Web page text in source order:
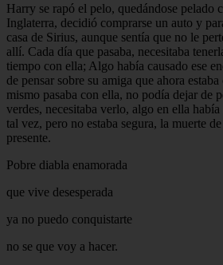
Harry se rapó el pelo, quedándose pelado
Inglaterra, decidió comprarse un auto y
casa de Sirius, aunque sentía que no le
allí. Cada día que pasaba, necesitaba
tiempo con ella; Algo había causado ese
de pensar sobre su amiga que ahora
mismo pasaba con ella, no podía dejar de
verdes, necesitaba verlo, algo en ella
tal vez, pero no estaba segura, la muerte
presente.
Pobre diabla enamorada
que vive desesperada
ya no puedo conquistarte
no se que voy a hacer.